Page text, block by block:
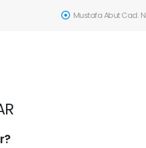
Mustafa Abut Cad.